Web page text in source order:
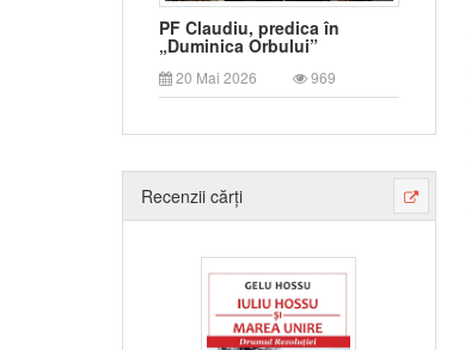
PF Claudiu, predica în
„Duminica Orbului”
20 Mai 2026 969
Recenzii cărți